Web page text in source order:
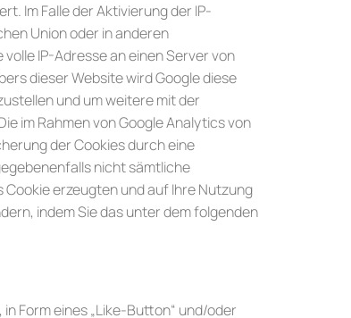
Im Falle der Aktivierung der IP-
Union oder in anderen
IP-Adresse an einen Server von
dieser Website wird Google diese
und um weitere mit der
im Rahmen von Google Analytics von
der Cookies durch eine
nicht sämtliche
erzeugten und auf Ihre Nutzung
indem Sie das unter dem folgenden
Form eines „Like-Button“ und/oder